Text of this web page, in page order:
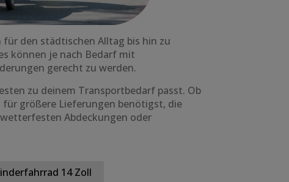
den städtischen Alltag bis hin zu
können je nach Bedarf mit
gerecht zu werden.
zu deinem Transportbedarf passt. Ob
größere Lieferungen benötigst, die
Abdeckungen oder
14 Zoll